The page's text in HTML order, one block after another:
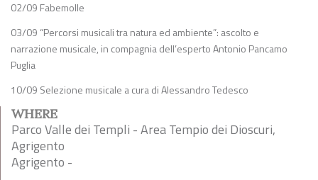
02/09 Fabemolle
03/09 “Percorsi musicali tra natura ed ambiente”: ascolto e
narrazione musicale, in compagnia dell’esperto Antonio Pancamo
Puglia
10/09 Selezione musicale a cura di Alessandro Tedesco
WHERE
Parco Valle dei Templi - Area Tempio dei Dioscuri,
Agrigento
Agrigento -